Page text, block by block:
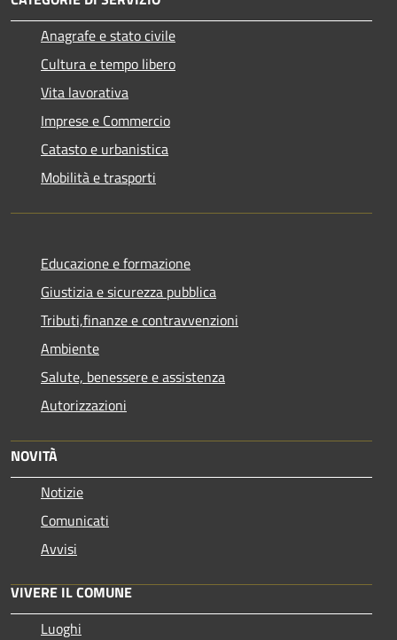
Anagrafe e stato civile
Cultura e tempo libero
Vita lavorativa
Imprese e Commercio
Catasto e urbanistica
Mobilità e trasporti
Educazione e formazione
Giustizia e sicurezza pubblica
Tributi,finanze e contravvenzioni
Ambiente
Salute, benessere e assistenza
Autorizzazioni
NOVITÀ
Notizie
Comunicati
Avvisi
VIVERE IL COMUNE
Luoghi